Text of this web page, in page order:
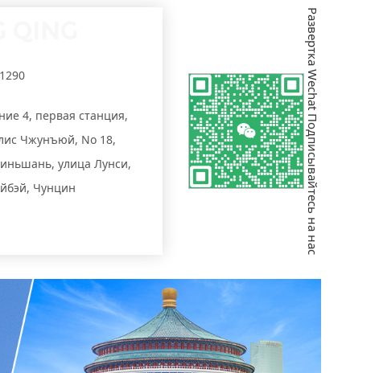
QING
4, первая станция,
Чжунъюй, No 18,
улица Лунси,
Чунцин
Развертка Wechat Подписывайтесь на нас